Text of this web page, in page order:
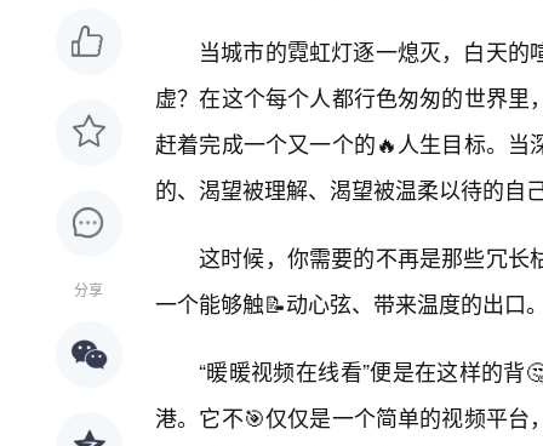
分享
当城市的霓虹灯逐一熄灭，白天
虚？在这个每个人都行色匆匆的世界
赶着完成一个又一个的🔥人生目标。
的、渴望被理解、渴望被温柔以待的自
这时候，你需要的不再是那些冗长
一个能够触📝动心弦、带来温度的出口
“暖暖视频在线看”便是在这样的
港。它不🎯仅仅是一个简单的视频平